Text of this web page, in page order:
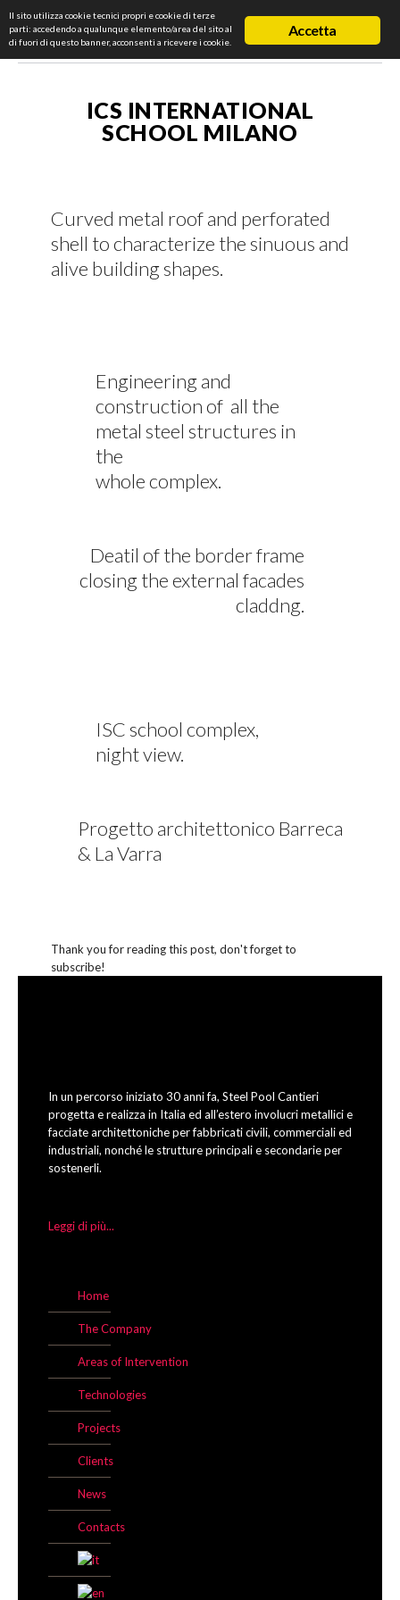
ICS INTERNATIONAL
SCHOOL MILANO
Curved metal roof and perforated
shell to characterize the sinuous and
alive building shapes.
Engineering and
construction of all the
metal steel structures in
the
whole complex.
Deatil of the border frame
closing the external facades
claddng.
ISC school complex,
night view.
Progetto architettonico Barreca
& La Varra
Thank you for reading this post, don't forget to
subscribe!
In un percorso iniziato 30 anni fa, Steel Pool Cantieri
progetta e realizza in Italia ed all’estero involucri metallici e
facciate architettoniche per fabbricati civili, commerciali ed
industriali, nonché le strutture principali e secondarie per
sostenerli.
Leggi di più...
Home
The Company
Areas of Intervention
Technologies
Projects
Clients
News
Contacts
Accetta
Il sito utilizza cookie tecnici propri e cookie di terze
parti: accedendo a qualunque elemento/area del sito al
di fuori di questo banner, acconsenti a ricevere i cookie.